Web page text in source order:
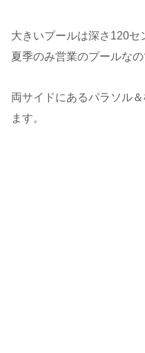
大きいプールは深さ120セ
夏季のみ営業のプールな
両サイドにあるパラソル
ます。